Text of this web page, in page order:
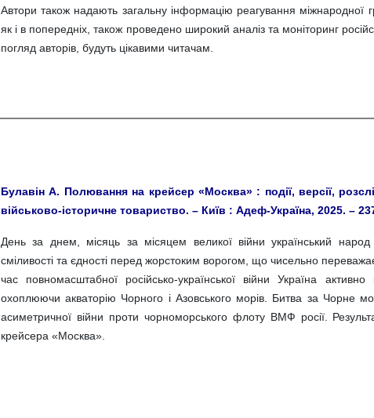
Автори також надають загальну інформацію реагування міжнародної
як і в попередніх, також проведено широкий аналіз та моніторинг
погляд авторів, будуть цікавими читачам.
Булавін А. Полювання на крейсер «Москва» : події, версії,
військово-історичне товариство. – Київ : Адеф-Україна, 2025. –
День за днем, місяць за місяцем великої війни український народ
сміливості та єдності перед жорстоким ворогом, що чисельно
час повномасштабної російсько-української війни Україна
охоплюючи акваторію Чорного і Азовського морів. Битва за Чорне
асиметричної війни проти чорноморського флоту ВМФ росії.
крейсера «Москва».